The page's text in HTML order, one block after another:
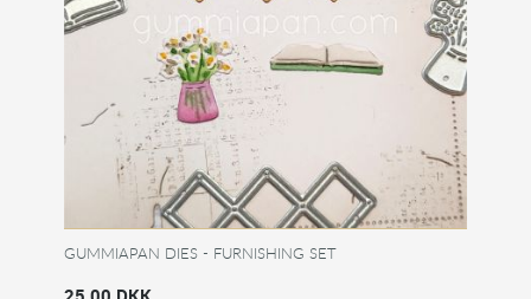
GUMMIAPAN DIES - FURNISHING SET